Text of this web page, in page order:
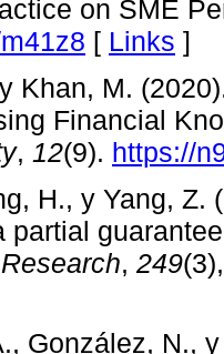
on SME
[ Links ]
Khan, M.
Financial
, 12(9). https://
H., y Yang,
partial
, 249
González, N.,